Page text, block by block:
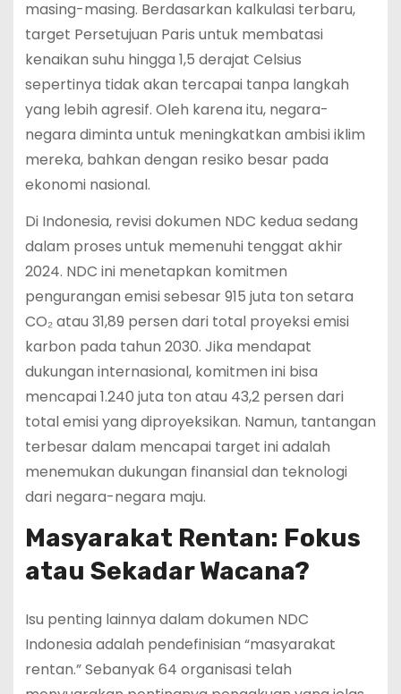
masing-masing. Berdasarkan kalkulasi terbaru,
target Persetujuan Paris untuk membatasi
kenaikan suhu hingga 1,5 derajat Celsius
sepertinya tidak akan tercapai tanpa langkah
yang lebih agresif. Oleh karena itu, negara-
negara diminta untuk meningkatkan ambisi iklim
mereka, bahkan dengan resiko besar pada
ekonomi nasional.
Di Indonesia, revisi dokumen NDC kedua sedang
dalam proses untuk memenuhi tenggat akhir
2024. NDC ini menetapkan komitmen
pengurangan emisi sebesar 915 juta ton setara
CO₂ atau 31,89 persen dari total proyeksi emisi
karbon pada tahun 2030. Jika mendapat
dukungan internasional, komitmen ini bisa
mencapai 1.240 juta ton atau 43,2 persen dari
total emisi yang diproyeksikan. Namun, tantangan
terbesar dalam mencapai target ini adalah
menemukan dukungan finansial dan teknologi
dari negara-negara maju.
Masyarakat Rentan: Fokus
atau Sekadar Wacana?
Isu penting lainnya dalam dokumen NDC
Indonesia adalah pendefinisian “masyarakat
rentan.” Sebanyak 64 organisasi telah